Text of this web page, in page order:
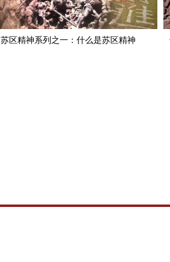
苏区精神系列之一：什么是苏区精神